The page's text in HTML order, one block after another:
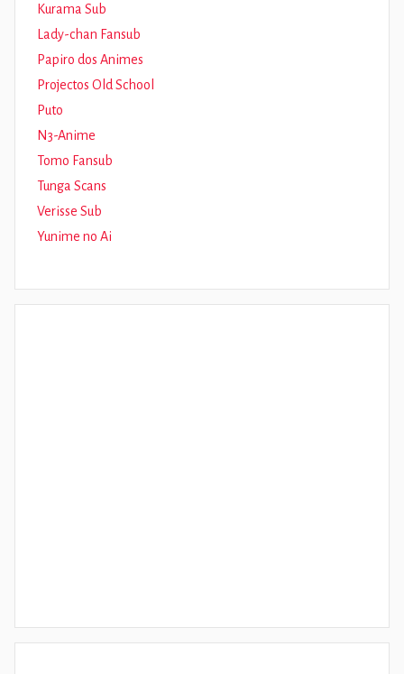
Kurama Sub
Lady-chan Fansub
Papiro dos Animes
Projectos Old School
Puto
N3-Anime
Tomo Fansub
Tunga Scans
Verisse Sub
Yunime no Ai